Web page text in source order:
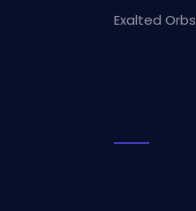
Exalted Orbs